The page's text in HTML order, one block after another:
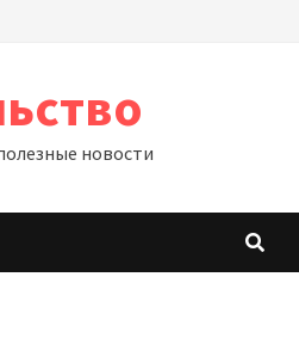
новости